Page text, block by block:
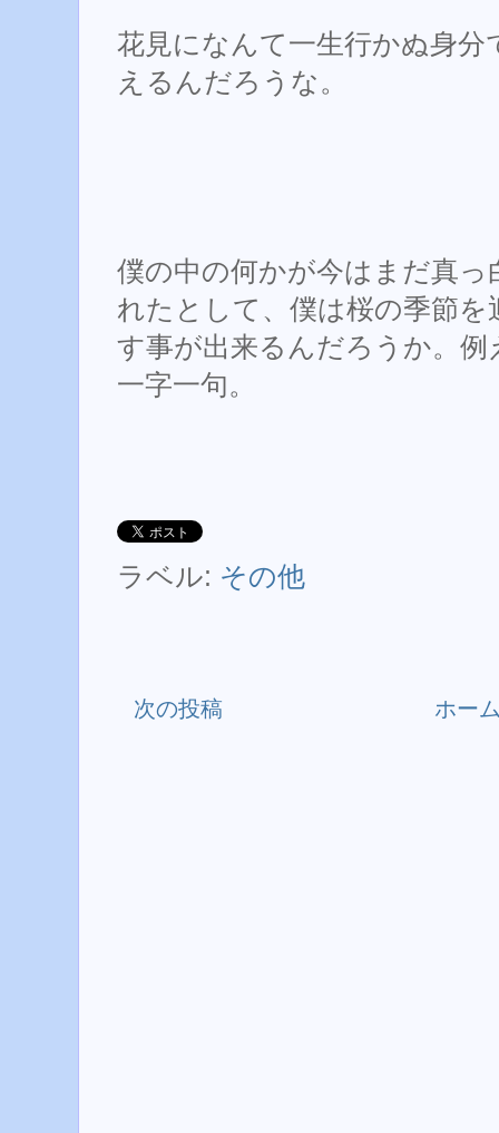
花見になんて一生行かぬ身
えるんだろうな。
僕の中の何かが今はまだ真
れたとして、僕は桜の季節
す事が出来るんだろうか。
一字一句。
ラベル: その他
次の投稿 ホー